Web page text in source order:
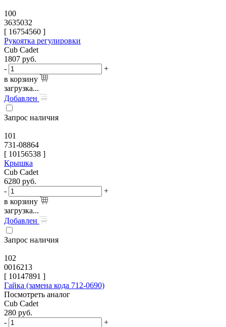
100
3635032
[ 16754560 ]
Рукоятка регулировки
Cub Cadet
1807 руб.
-
+
в корзину
загрузка...
Добавлен
Запрос наличия
101
731-08864
[ 10156538 ]
Крышка
Cub Cadet
6280 руб.
-
+
в корзину
загрузка...
Добавлен
Запрос наличия
102
0016213
[ 10147891 ]
Гайка (замена кода 712-0690)
Посмотреть аналог
Cub Cadet
280 руб.
-
+